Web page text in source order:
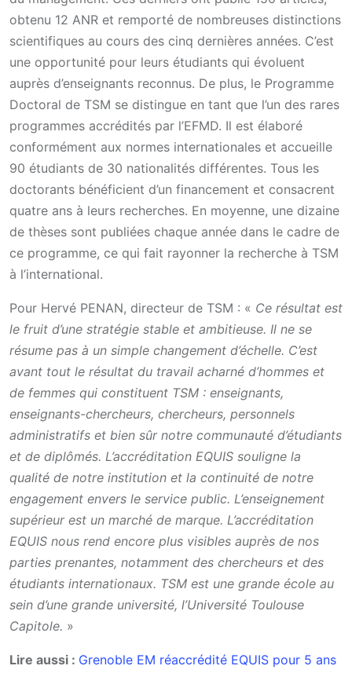
obtenu 12 ANR et remporté de nombreuses distinctions
scientifiques au cours des cinq dernières années. C’est
une opportunité pour leurs étudiants qui évoluent
auprès d’enseignants reconnus. De plus, le Programme
Doctoral de TSM se distingue en tant que l’un des rares
programmes accrédités par l’EFMD. Il est élaboré
conformément aux normes internationales et accueille
90 étudiants de 30 nationalités différentes. Tous les
doctorants bénéficient d’un financement et consacrent
quatre ans à leurs recherches. En moyenne, une dizaine
de thèses sont publiées chaque année dans le cadre de
ce programme, ce qui fait rayonner la recherche à TSM
à l’international.
Pour Hervé PENAN, directeur de TSM : « Ce résultat est
le fruit d’une stratégie stable et ambitieuse. Il ne se
résume pas à un simple changement d’échelle. C’est
avant tout le résultat du travail acharné d’hommes et
de femmes qui constituent TSM : enseignants,
enseignants-chercheurs, chercheurs, personnels
administratifs et bien sûr notre communauté d’étudiants
et de diplômés. L’accréditation EQUIS souligne la
qualité de notre institution et la continuité de notre
engagement envers le service public. L’enseignement
supérieur est un marché de marque. L’accréditation
EQUIS nous rend encore plus visibles auprès de nos
parties prenantes, notamment des chercheurs et des
étudiants internationaux. TSM est une grande école au
sein d’une grande université, l’Université Toulouse
Capitole. »
Lire aussi : Grenoble EM réaccrédité EQUIS pour 5 ans